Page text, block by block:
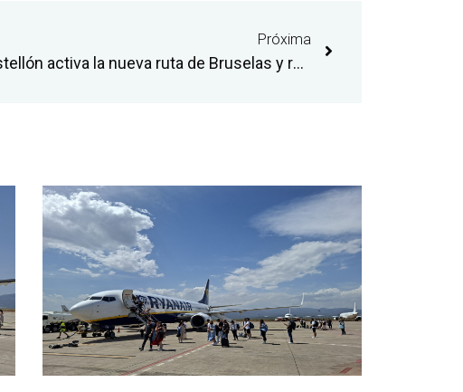
Próxima
El aeropuerto de Castellón activa la nueva ruta de Bruselas y refuerza la conexión con Bucarest